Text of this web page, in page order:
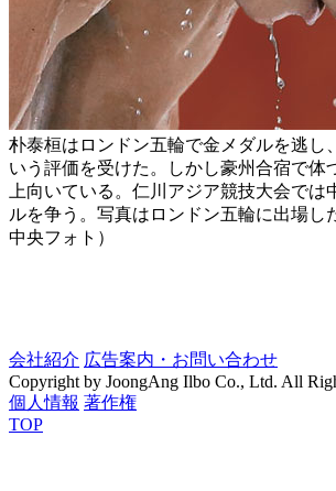
朴泰桓はロンドン五輪で金メダルを逃し
いう評価を受けた。しかし豪州合宿で体
上向いている。仁川アジア競技大会では
ルを争う。写真はロンドン五輪に出場し
中央フォト）
会社紹介 広告案内・お問い合わせ
Copyright by JoongAng Ilbo Co., Ltd. All
個人情報 著作権
TOP